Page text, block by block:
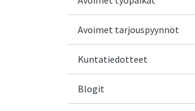
Avoimet tarjouspyynnöt
Kuntatiedotteet
Blogit